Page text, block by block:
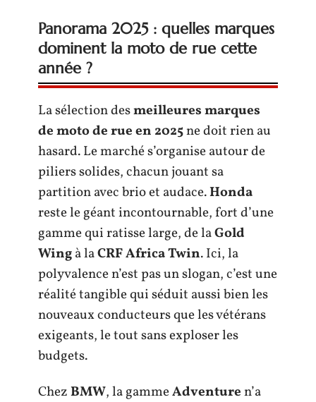
Panorama 2025 : quelles marques
dominent la moto de rue cette
année ?
La sélection desmeilleures marques
de moto de rue en 2025ne doit rien au
hasard. Le marché s’organise autour de
piliers solides, chacun jouant sa
partition avec brio et audace.Honda
reste le géant incontournable, fort d’une
gamme qui ratisse large, de laGold
Wingà laCRF Africa Twin. Ici, la
polyvalence n’est pas un slogan, c’est une
réalité tangible qui séduit aussi bien les
nouveaux conducteurs que les vétérans
exigeants, le tout sans exploser les
budgets.
ChezBMW, la gammeAdventuren’a